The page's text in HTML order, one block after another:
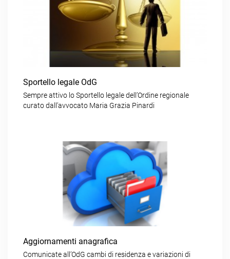
Sportello legale OdG
Sempre attivo lo Sportello legale dell’Ordine regionale
curato dall’avvocato Maria Grazia Pinardi
Aggiornamenti anagrafica
Comunicate all’OdG cambi di residenza e variazioni di